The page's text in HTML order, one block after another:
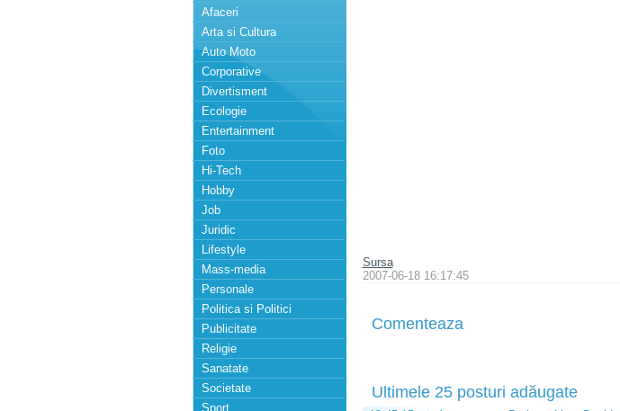
Afaceri
Arta si Cultura
Auto Moto
Corporative
Divertisment
Ecologie
Entertainment
Foto
Hi-Tech
Hobby
Job
Juridic
Lifestyle
Mass-media
Personale
Politica si Politici
Publicitate
Religie
Sanatate
Societate
Sport
Sursa
2007-06-18 16:17:45
Comenteaza
Ultimele 25 posturi adăugate